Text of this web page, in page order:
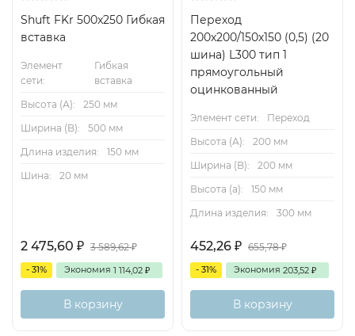
Shuft FKr 500x250 Гибкая
вставка
Элемент
сети:
Гибкая
вставка
Высота (А):
250 мм
Ширина (B):
500 мм
Длина изделия:
150 мм
Шина:
20 мм
2 475,60 ₽ 3 589,62₽
- 31% Экономия 1 114,02 ₽
В корзину
Переход
200х200/150х150 (0,5) (20
шина) L300 тип 1
прямоугольный
оцинкованный
Элемент сети:
Переход
Высота (А):
200 мм
Ширина (B):
200 мм
Высота (a):
150 мм
Длина изделия:
300 мм
452,26 ₽ 655,78₽
- 31% Экономия 203,52 ₽
В корзину